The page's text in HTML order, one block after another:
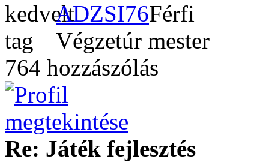
ADZSI76
Végzetúr mester
764 hozzászólás
Re: Játék fejlesztés